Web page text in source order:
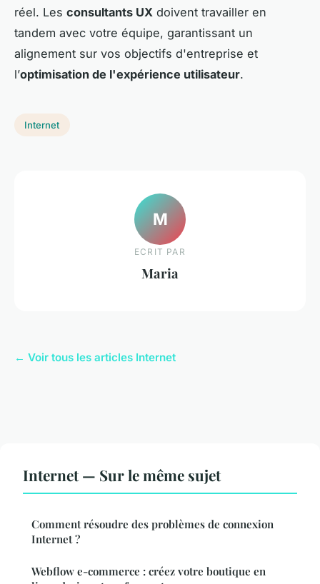
réel. Les consultants UX doivent travailler en
tandem avec votre équipe, garantissant un
alignement sur vos objectifs d'entreprise et
l’optimisation de l'expérience utilisateur.
Internet
M
ECRIT PAR
Maria
← Voir tous les articles Internet
Internet — Sur le même sujet
Comment résoudre des problèmes de connexion
Internet ?
Webflow e-commerce : créez votre boutique en